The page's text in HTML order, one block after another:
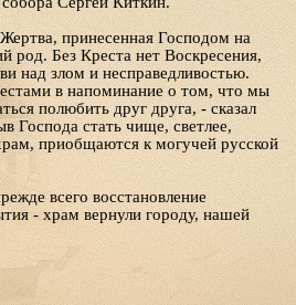
принесенная Господом на
род. Без Креста нет Воскресения,
над злом и несправедливостью.
в напоминание о том, что мы
полюбить друг друга, - сказал
стать чище, светлее,
приобщаются к могучей русской
всего восстановление
- храм вернули городу, нашей